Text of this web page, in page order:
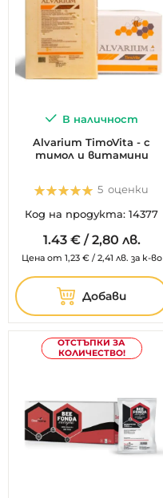
В наличност
Alvarium TimoVita - с
тимол и витамини
Оценка:
5оценки
Код на продукта: 14377
1.43 €/2,80 лв.
Цена от 1,23 €/ 2,41 лв. за к-во
Добави
ОТСТЪПКИ ЗА
КОЛИЧЕСТВО!